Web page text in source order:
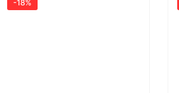
-18%